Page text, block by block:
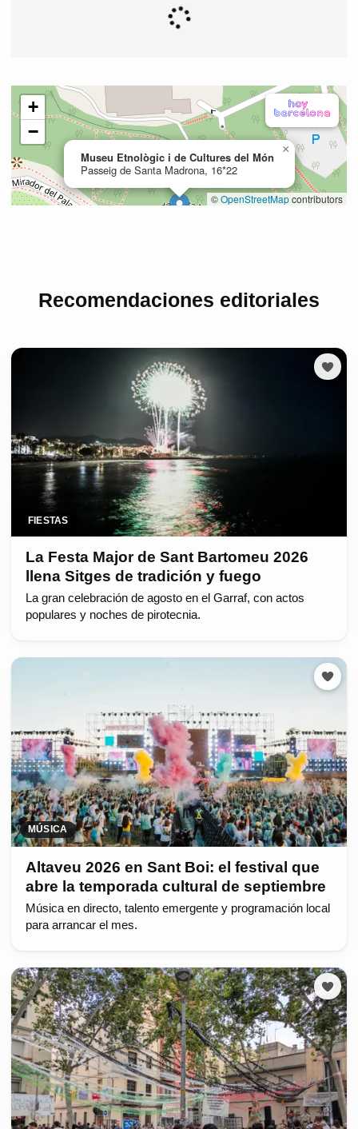
Recomendaciones editoriales
FIESTAS
La Festa Major de Sant Bartomeu 2026
llena Sitges de tradición y fuego
La gran celebración de agosto en el Garraf, con actos
populares y noches de pirotecnia.
MÚSICA
Altaveu 2026 en Sant Boi: el festival que
abre la temporada cultural de septiembre
Música en directo, talento emergente y programación local
para arrancar el mes.